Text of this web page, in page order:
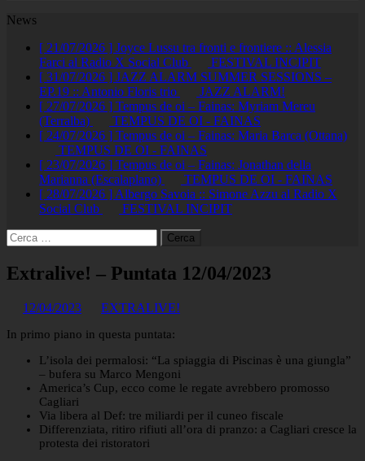
News
[ 21/07/2026 ] Joyce Lussu tra fronti e frontiere :: Alessia
Farci al Radio X Social Club
FESTIVAL INCIPIT
[ 31/07/2026 ] JAZZ ALARM SUMMER SESSIONS –
EP.19 :: Antonio Floris trio
JAZZ ALARM!
[ 27/07/2026 ] Tempus de oi – Fainas: Myriam Mereu
(Terralba)
TEMPUS DE OI - FAINAS
[ 24/07/2026 ] Tempus de oi – Fainas: Maria Barca (Ottana)
TEMPUS DE OI - FAINAS
[ 23/07/2026 ] Tempus de oi – Fainas: Jonathan della
Marianna (Escalaplano)
TEMPUS DE OI - FAINAS
[ 28/07/2026 ] Albergo Savoia :: Simone Azzu al Radio X
Social Club
FESTIVAL INCIPIT
Ricerca
per:
Extralive! – Puntata 12/04/2023
12/04/2023 EXTRALIVE!
In primo piano in questa puntata:
L’isola dei permalosi: “La spiaggia di Piscinas è una giungla”
– bufera su Marco Mengoni
America’s Cup, ecco come le regate avrebbero promosso
Cagliari
Via libera al Def: tre miliardi per il cuneo fiscale
Differenziata, ritiro rifiuti all’ora di pranzo: a Cagliari cresce la
protesta dei ristoratori